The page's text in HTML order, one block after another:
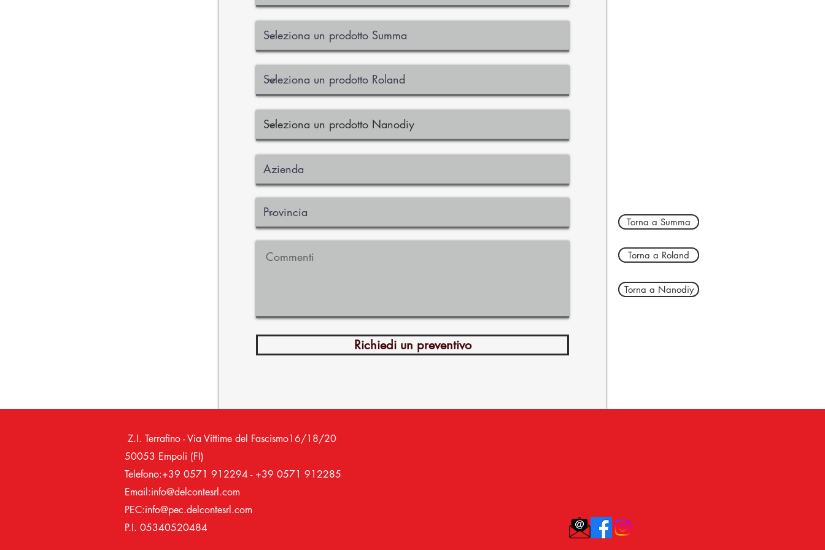
Richiedi un preventivo
Torna a Summa
Torna a Roland
Torna a Nanodiy
Z.I. Terrafino - Via Vittime del Fascismo16/18/20
50053 Empoli (FI)
Telefono:+39 0571 912294 - +39 0571 912285
Email:info@delcontesrl.com
PEC:info@pec.delcontesrl.com
P.I. 05340520484